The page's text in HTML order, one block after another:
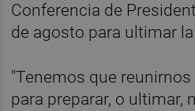
Conferencia de
de agosto para ultimar
"Tenemos que
para preparar, o ultimar,